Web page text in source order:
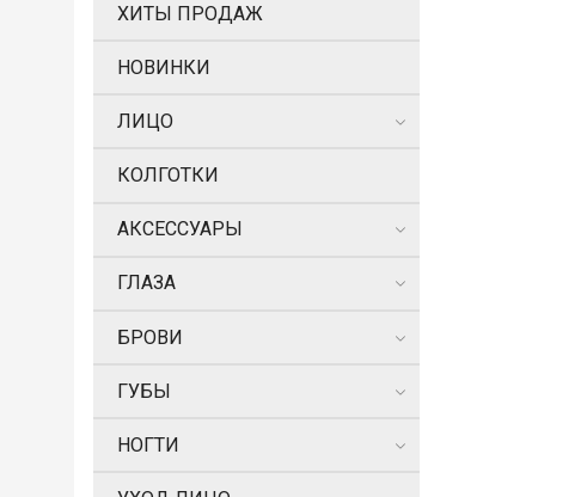
ХИТЫ ПРОДАЖ
НОВИНКИ
ЛИЦО
КОЛГОТКИ
АКСЕССУАРЫ
ГЛАЗА
БРОВИ
ГУБЫ
НОГТИ